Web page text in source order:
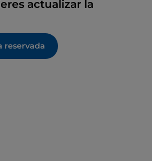
actualizar la
reservada